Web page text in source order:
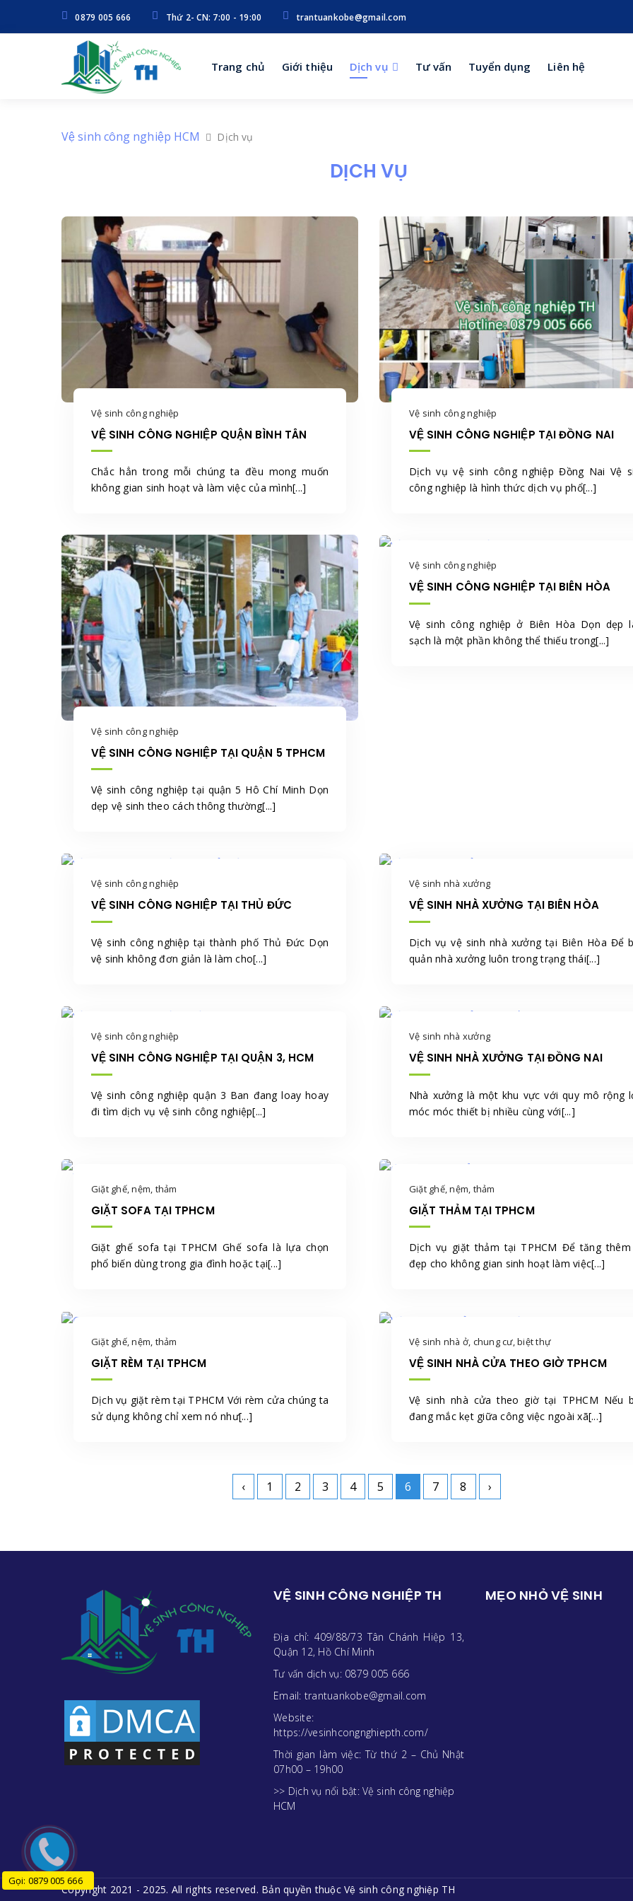
0879 005 666 Thứ 2- CN: 7:00 - 19:00 trantuankobe@gmail.com
Trang chủ Giới thiệu Dịch vụ Tư vấn Tuyển dụng Liên hệ
Vệ sinh công nghiệp HCM Dịch vụ
DỊCH VỤ
Vệ sinh công nghiệp
VỆ SINH CÔNG NGHIỆP QUẬN BÌNH TÂN
Chắc hẳn trong mỗi chúng ta đều mong muốn
không gian sinh hoạt và làm việc của mình[...]
Vệ sinh công nghiệp
VỆ SINH CÔNG NGHIỆP TẠI ĐỒNG NAI
Dịch vụ vệ sinh công nghiệp Đồng Nai Vệ
công nghiệp là hình thức dịch vụ phổ[...]
Vệ sinh công nghiệp
VỆ SINH CÔNG NGHIỆP TẠI QUẬN 5 TPHCM
Vệ sinh công nghiệp tại quận 5 Hô Chí Minh Dọn
dẹp vệ sinh theo cách thông thường[...]
Vệ sinh công nghiệp
VỆ SINH CÔNG NGHIỆP TẠI BIÊN HÒA
Vệ sinh công nghiệp ở Biên Hòa Dọn dẹp
sạch là một phần không thể thiếu trong[...]
Vệ sinh công nghiệp
VỆ SINH CÔNG NGHIỆP TẠI THỦ ĐỨC
Vệ sinh công nghiệp tại thành phố Thủ Đức Dọn
vệ sinh không đơn giản là làm cho[...]
Vệ sinh nhà xưởng
VỆ SINH NHÀ XƯỞNG TẠI BIÊN HÒA
Dịch vụ vệ sinh nhà xưởng tại Biên Hòa Để
quản nhà xưởng luôn trong trạng thái[...]
Vệ sinh công nghiệp
VỆ SINH CÔNG NGHIỆP TẠI QUẬN 3, HCM
Vệ sinh công nghiệp quận 3 Ban đang loay hoay
đi tìm dịch vụ vệ sinh công nghiệp[...]
Vệ sinh nhà xưởng
VỆ SINH NHÀ XƯỞNG TẠI ĐỒNG NAI
Nhà xưởng là một khu vực với quy mô rộng
móc móc thiết bị nhiều cùng với[...]
Giặt ghế, nệm, thảm
GIẶT SOFA TẠI TPHCM
Giặt ghế sofa tại TPHCM Ghế sofa là lựa chọn
phổ biến dùng trong gia đình hoặc tại[...]
Giặt ghế, nệm, thảm
GIẶT THẢM TẠI TPHCM
Dịch vụ giặt thảm tại TPHCM Để tăng
đẹp cho không gian sinh hoạt làm việc[...]
Giặt ghế, nệm, thảm
GIẶT RÈM TẠI TPHCM
Dịch vụ giặt rèm tại TPHCM Với rèm cửa chúng ta
sử dụng không chỉ xem nó như[...]
Vệ sinh nhà ở, chung cư, biệt thự
VỆ SINH NHÀ CỬA THEO GIỜ TPHCM
Vệ sinh nhà cửa theo giờ tại TPHCM Nếu
đang mắc kẹt giữa công việc ngoài xã[...]
‹ 1 2 3 4 5 6 7 8 ›
VỆ SINH CÔNG NGHIỆP TH
Địa chỉ: 409/88/73 Tân Chánh Hiệp 13,
Quận 12, Hồ Chí Minh
Tư vấn dịch vụ: 0879 005 666
Email: trantuankobe@gmail.com
Website:
https://vesinhcongnghiepth.com/
Thời gian làm việc: Từ thứ 2 – Chủ Nhật
07h00 – 19h00
>> Dịch vụ nổi bật: Vệ sinh công nghiệp
HCM
MẸO NHỎ VỆ SINH
Copyright 2021 - 2025. All rights reserved. Bản quyền thuộc Vệ sinh công nghiệp TH
Gọi: 0879 005 666